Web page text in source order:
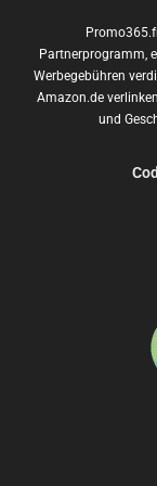
Partnerprogramm,
Werbegebühren
Amazon.de
und